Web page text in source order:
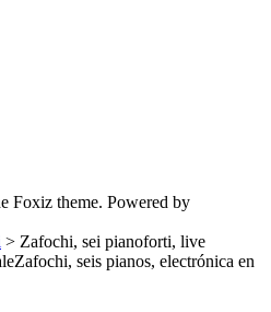
Foxiz theme. Powered by
> Zafochi, sei pianoforti, live
seis pianos, electrónica en